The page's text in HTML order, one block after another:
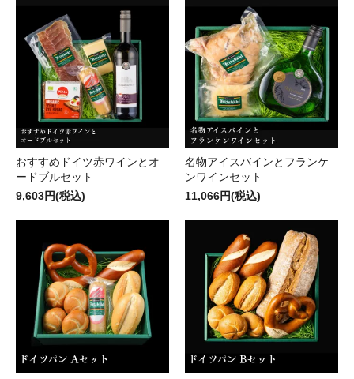
おすすめドイツ赤ワインとオ
ードブルセット
9,603円(税込)
名物アイスバインとフランケ
ンワインセット
11,066円(税込)